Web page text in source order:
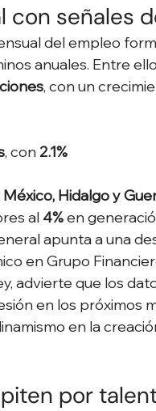
con señales
del empleo
anuales. Entre
, con un
, con 2.1%
Hidalgo y
al 4% en
apunta a una
en Grupo
advierte que los
en los próximos
en la
por